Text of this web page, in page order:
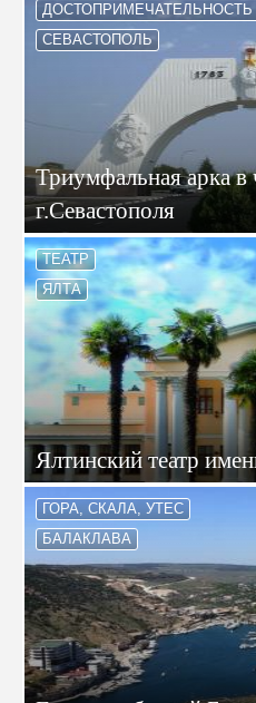
ДОСТОПРИМЕЧАТЕЛЬНОСТЬ
СЕВАСТОПОЛЬ
Триумфальная арка в
г.Севастополя
ТЕАТР
ЯЛТА
Ялтинский театр
ГОРА, СКАЛА, УТЕС
БАЛАКЛАВА